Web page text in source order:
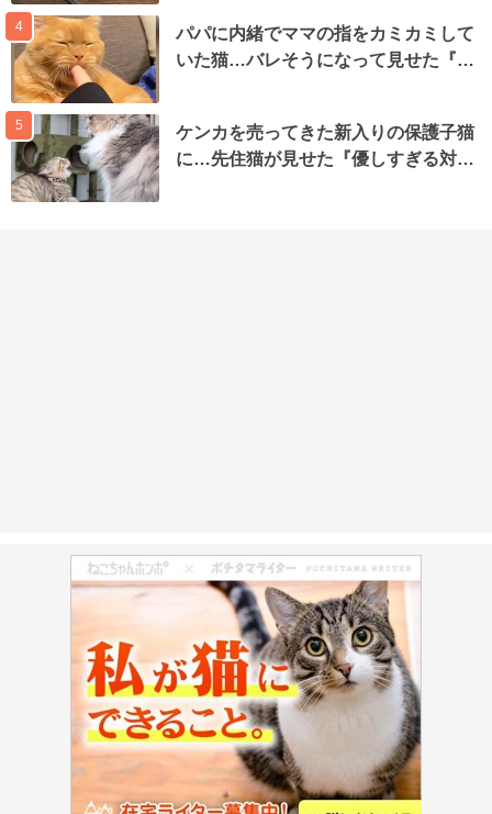
4
パパに内緒でママの指をカミカミして
いた猫…バレそうになって見せた『…
5
ケンカを売ってきた新入りの保護子猫
に…先住猫が見せた『優しすぎる対…